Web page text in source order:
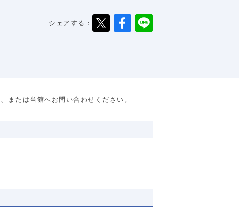
シェアする：
たは当館へお問い合わせください。